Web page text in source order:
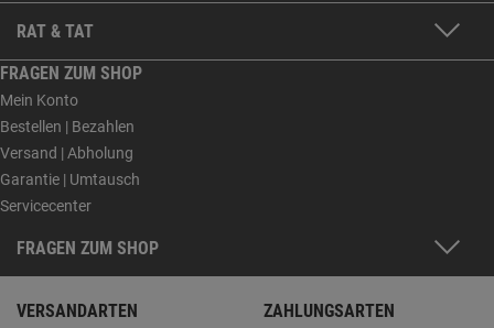
RAT & TAT
FRAGEN ZUM SHOP
Mein Konto
Bestellen | Bezahlen
Versand | Abholung
Garantie | Umtausch
Servicecenter
FRAGEN ZUM SHOP
VERSANDARTEN ZAHLUNGSARTEN